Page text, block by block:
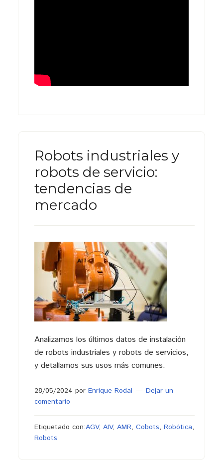
Robots industriales y
robots de servicio:
tendencias de
mercado
Analizamos los últimos datos de instalación
de robots industriales y robots de servicios,
y detallamos sus usos más comunes.
28/05/2024 por Enrique Rodal
Dejar un
comentario
Etiquetado con:AGV, AIV, AMR, Cobots, Robótica,
Robots